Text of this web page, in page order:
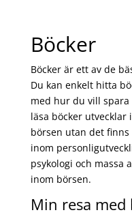
Böcker
Böcker är ett av de
Du kan enkelt hitta
med hur du vill
läsa böcker
börsen utan det
inom
psykologi och massa
inom börsen.
Min resa med